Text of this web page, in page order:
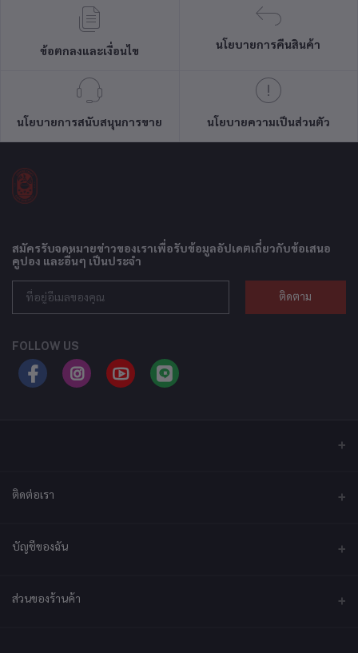
ข้อตกลงและเงื่อนไข
นโยบายการคืนสินค้า
นโยบายการสนับสนุนการขาย นโยบายความเป็นส่วนตัว
สมัครรับจดหมายข่าวของเราเพื่อรับข้อมูลอัปเดตเกี่ยวกับข้อเสนอ
คูปอง และอื่นๆ เป็นประจำ
ติดตาม
FOLLOW US
ติดต่อเรา
ที่อยู่
จังหวัดนครปฐม 73210
บัญชีของฉัน
เข้าสู่ระบบ
ส่วนของร้านค้า